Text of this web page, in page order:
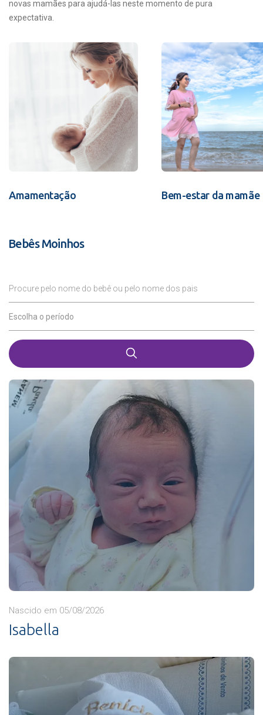
novas mamães para ajudá-las neste momento de pura
expectativa.
Amamentação Bem-estar da mamãe
Bebês Moinhos
Procure pelo nome do bebê ou pelo nome dos pais
Escolha o período
Nascido em 05/08/2026
Isabella